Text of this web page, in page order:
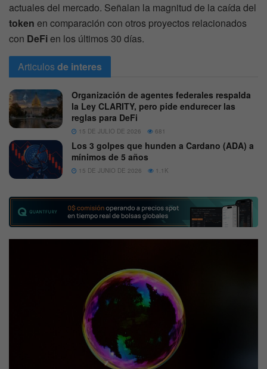
actuales del mercado. Señalan la magnitud de la caída del
token en comparación con otros proyectos relacionados
con DeFien los últimos 30 días.
Articulosde interes
Organización de agentes federales respalda
la Ley CLARITY, pero pide endurecer las
reglas para DeFi
15 DE JULIO DE 2026 681
Los 3 golpes que hunden a Cardano (ADA) a
mínimos de 5 años
15 DE JUNIO DE 2026 1.1K